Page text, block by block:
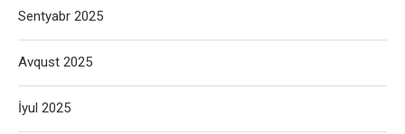
Sentyabr 2025
Avqust 2025
İyul 2025